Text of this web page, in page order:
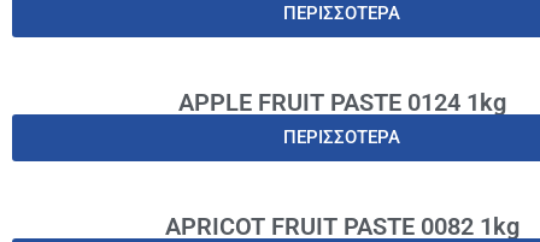
ΠΕΡΙΣΣΟΤΕΡΑ
APPLE FRUIT PASTE 0124 1kg
ΠΕΡΙΣΣΟΤΕΡΑ
APRICOT FRUIT PASTE 0082 1kg